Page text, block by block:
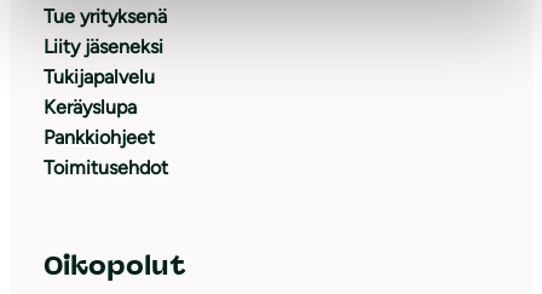
Tue yrityksenä
Liity jäseneksi
Tukijapalvelu
Keräyslupa
Pankkiohjeet
Toimitusehdot
Oikopolut